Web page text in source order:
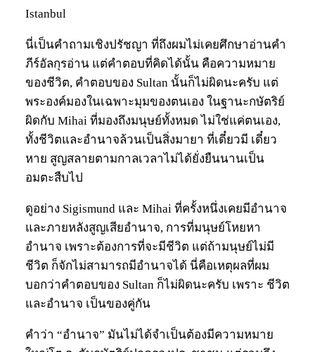
Istanbul
นี่เป็นคำถามเชิงปรัชญา ที่ถึงผมไม่เคยศึกษาอ่านคำ
ภีร์อัลกุรอ่าน แต่คำตอบที่คิดได้นั้น คือความหมาย
ของชีวิต, คำตอบของ Sultan นั้นก็ไม่ผิดนะครับ แต่
พระองค์มองในเฉพาะมุมของตนเอง ในฐานะกษัตริย์
ผิดกับ Mihai ที่มองถึงมนุษย์ทั้งหมด ไม่ใช่แค่ตนเอง,
ทั้งชีวิตและอำนาจล้วนเป็นสิ่งมายา ที่เดี๋ยวมี เดี๋ยว
หาย สูญสลายตามกาลเวลาไม่ได้ยั่งยืนนานเป็น
อมตะสืบไป
ดูอย่าง Sigismund และ Mihai ที่ครั้งหนึ่งเคยมีอำนาจ
และภายหลังสูญเสียอำนาจ, การที่มนุษย์โหยหา
อำนาจ เพราะต้องการที่จะมีชีวิต แต่ถ้ามนุษย์ไม่มี
ชีวิต ก็จักไม่สามารถมีอำนาจได้ นี่คือเหตุผลที่ผม
บอกว่าคำตอบของ Sultan ก็ไม่ผิดนะครับ เพราะ ชีวิต
และอำนาจ เป็นของคู่กัน
คำว่า “อำนาจ” มันไม่ได้จำเป็นต้องมีความหมาย